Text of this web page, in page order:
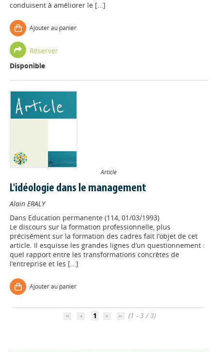
conduisent à améliorer le [...]
Ajouter au panier
Réserver
Disponible
Article
L'idéologie dans le management
Alain ERALY
Dans Education permanente (114, 01/03/1993)
Le discours sur la formation professionnelle, plus
précisément sur la formation des cadres fait l’objet de cet
article. Il esquisse les grandes lignes d’un questionnement :
quel rapport entre les transformations concrètes de
l’entreprise et les [...]
Ajouter au panier
1 (1 - 3 / 3)
Appels à projets